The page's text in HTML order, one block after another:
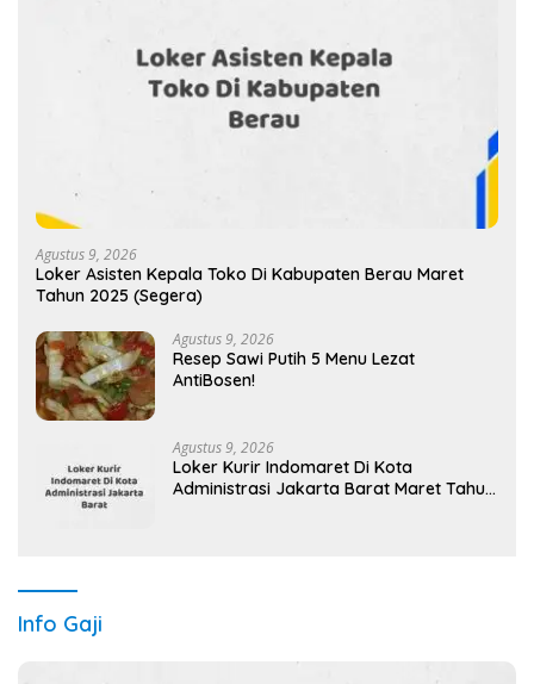
Agustus 9, 2026
Loker Asisten Kepala Toko Di Kabupaten Berau Maret
Tahun 2025 (Segera)
Agustus 9, 2026
Resep Sawi Putih 5 Menu Lezat
AntiBosen!
Agustus 9, 2026
Loker Kurir Indomaret Di Kota
Administrasi Jakarta Barat Maret Tahun
Info Gaji